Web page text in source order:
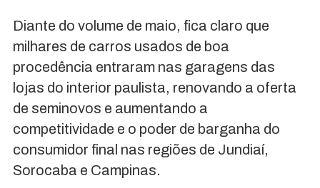
Diante do volume de maio, fica claro que
milhares de carros usados de boa
procedência entraram nas garagens das
lojas do interior paulista, renovando a oferta
de seminovos e aumentando a
competitividade e o poder de barganha do
consumidor final nas regiões de Jundiaí,
Sorocaba e Campinas.